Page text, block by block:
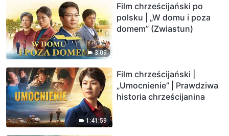
3:09
Film chrześcijański po
polsku | „W domu i poza
domem” (Zwiastun)
1:41:59
Film chrześcijański |
„Umocnienie” | Prawdziwa
historia chrześcijanina